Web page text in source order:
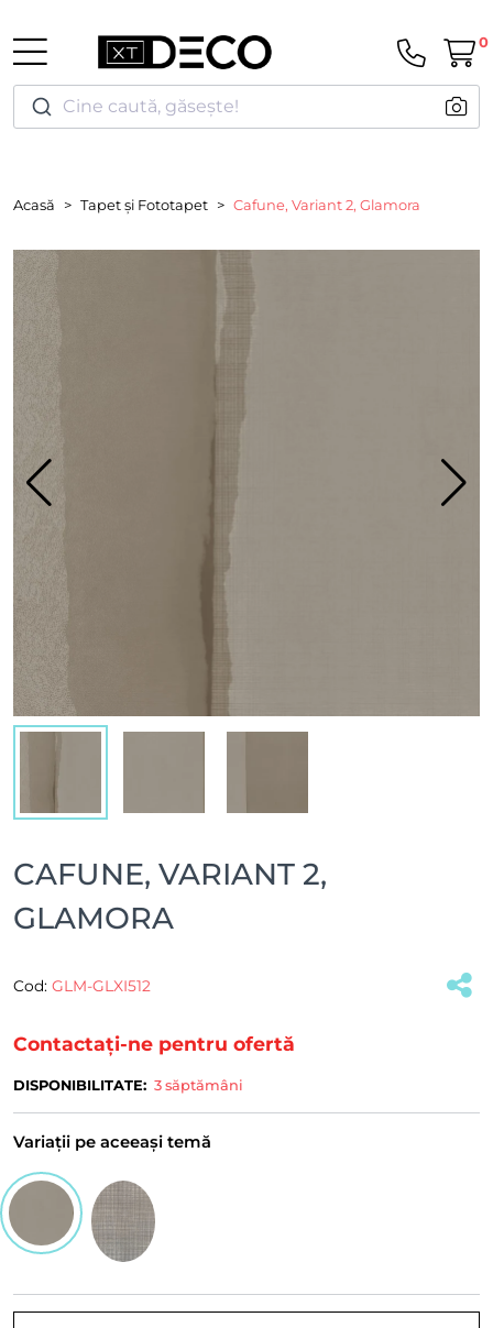
Cine caută, găsește!
0
Acasă Tapet și Fototapet Cafune, Variant 2, Glamora
CAFUNE, VARIANT 2,
GLAMORA
Cod: GLM-GLXI512
Contactați-ne pentru ofertă
DISPONIBILITATE: 3 săptămâni
Variații pe aceeași temă